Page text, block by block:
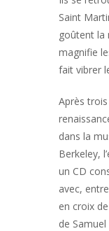
Saint
goûtent la
magnifie
fait vibrer
Après
dans la
Berkeley,
un CD
avec,
en croix
de